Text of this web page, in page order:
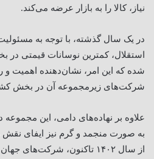
نیاز، کالا را به بازار عرضه می‌کند.
در یک سال گذشته، با توجه به
استقلال، کمترین نوسانات قیمتی
شده که این امر، نشان‌دهنده اهمیت
شرکت‌های زیرمجموعه آن در بخش
علاوه بر نهاده‌های دامی، این
به صورت منجمد و گرم نیز ایفای
از سال ۱۴۰۲ تاکنون،